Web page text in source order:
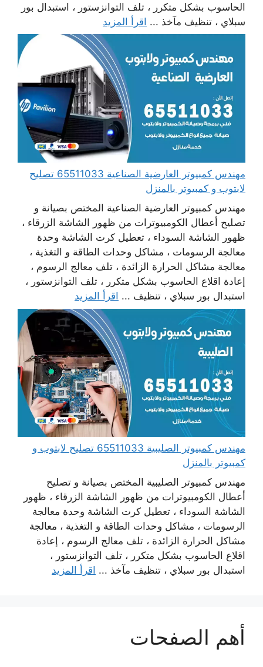
الحاسوب بشكل متكرر ، تلف التوانزستور ، استبدال بور
سبلاي ، تنظيف مآخذ ... اقرأ المزيد
مهندس كمبيوتر العارضية الصناعية 65511033 تصليح
لابتوب و كمبيوتر بالمنزل
مهندس كمبيوتر العارضية الصناعية المختص بصيانة و
تصليح أعطال الكومبيوترات من ظهور الشاشة الزرقاء ،
ظهور الشاشة السوداء ، تعطيل كرت الشاشة وحدة
معالجة الرسومات ، مشاكل وحدات الطاقة و التغذية ،
معالجة مشاكل الحرارة الزائدة ، تلف معالج الرسوم ،
إعادة اقلاع الحاسوب بشكل متكرر ، تلف التوانزستور ،
استبدال بور سبلاي ، تنظيف ... اقرأ المزيد
مهندس كمبيوتر الصليبية 65511033 تصليح لابتوب و
كمبيوتر بالمنزل
مهندس كمبيوتر الصليبية المختص بصيانة و تصليح
أعطال الكومبيوترات من ظهور الشاشة الزرقاء ، ظهور
الشاشة السوداء ، تعطيل كرت الشاشة وحدة معالجة
الرسومات ، مشاكل وحدات الطاقة و التغذية ، معالجة
مشاكل الحرارة الزائدة ، تلف معالج الرسوم ، إعادة
اقلاع الحاسوب بشكل متكرر ، تلف التوانزستور ،
استبدال بور سبلاي ، تنظيف مآخذ ... اقرأ المزيد
أهم الصفحات